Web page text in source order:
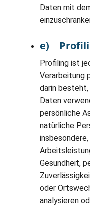
Daten mit
e)
Profiling ist
Verarbeitung
darin
Daten
persönliche
natürliche
Gesundheit,
oder
analysieren